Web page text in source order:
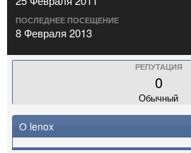
ПОСЛЕДНЕЕ ПОСЕЩЕНИЕ
8 Февраля 2013
РЕПУТАЦИЯ
0
Обычный
О lenox